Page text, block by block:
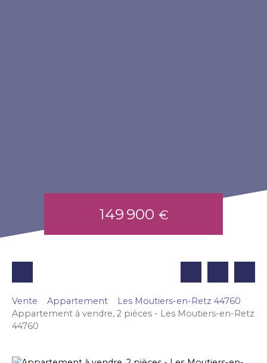
149 900 €
Vente Appartement
Les Moutiers-en-Retz 44760
Appartement à vendre, 2 pièces - Les Moutiers-en-Retz
44760